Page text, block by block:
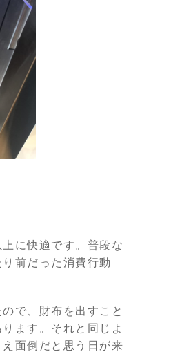
に快適です。普段な
前だった消費行動
で、財布を出すこと
ます。それと同じよ
面倒だと思う日が来